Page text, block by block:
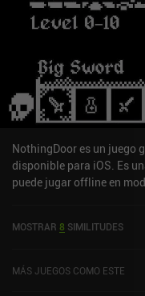
NothingDoor es un juego
disponible para iOS. Es
puede jugar offline en
MOSTRAR 8 SIMILITUDES
MÁS JUEGOS COMO ESTE